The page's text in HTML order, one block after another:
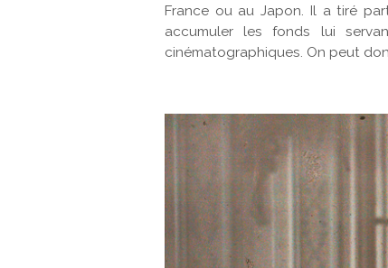
France ou au Japon. Il a tiré
accumuler les fonds lui
cinématographiques. On peut